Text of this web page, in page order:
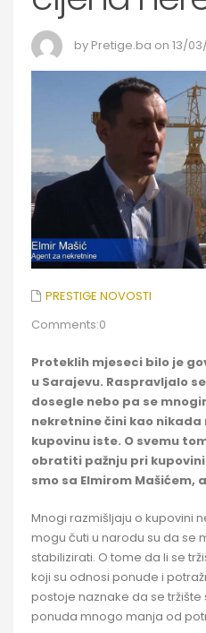
by Pretige.ba on 13/
PRESTIGE NOVOSTI
Comments:0
Proteklih mjeseci bilo je
u Sarajevu. Raspravljalo
dosegle nebo pa se
nekretnine čini kao
kupovinu iste. O svemu
obratiti pažnju pri
smo sa Elmirom
Mnogi razmišljaju o kupovini
mogu čuti u narodu su da se
stabilizirati. O tome da li se
koji su odnosi ponude i
postoje naznake da se
ponuda mnogo manja od